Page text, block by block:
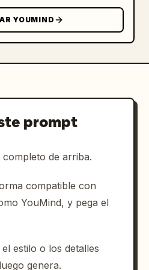
notas y etiquetas
manuscritas
きらおひめさま!!♡」, 「し
ふわふわのリボンテールさい
くまさん、いちご、リボン
んくがいちばんしあわせ♡」,
!」, y 「お姫さまになりたい
sea casual,
de nube.
YOUMIND
prompt
de arriba.
compatible con
YouMind, y pega el
estilo o los detalles
genera.